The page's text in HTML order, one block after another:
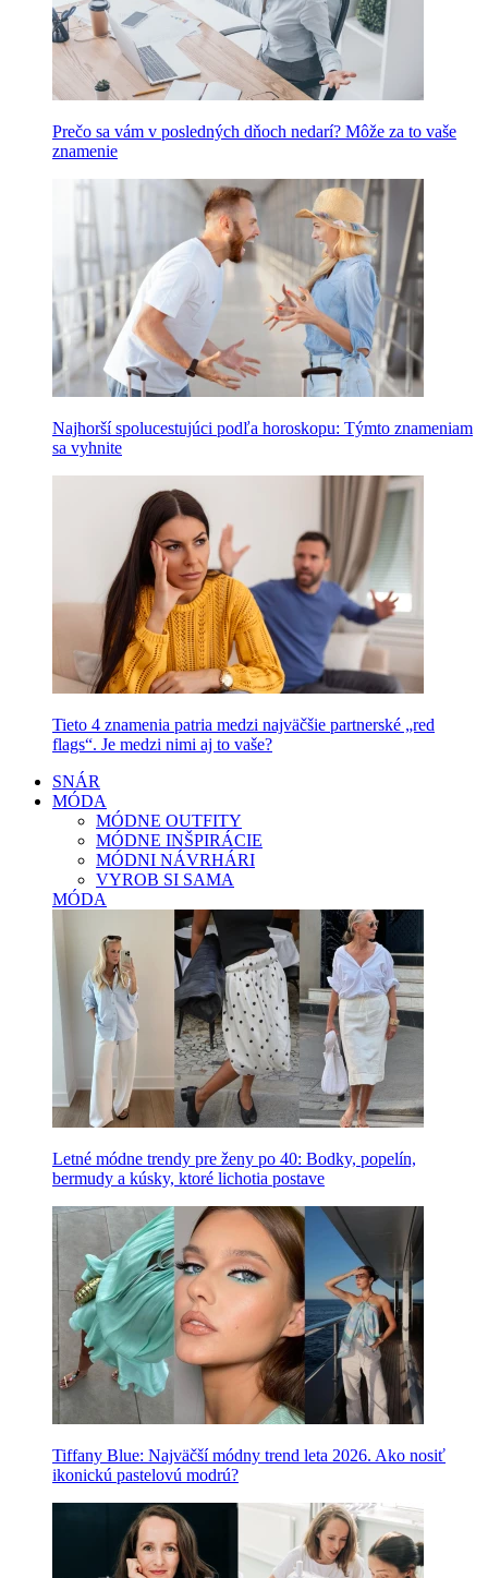
Prečo sa vám v posledných dňoch nedarí? Môže za to vaše
znamenie
Najhorší spolucestujúci podľa horoskopu: Týmto znameniam
sa vyhnite
Tieto 4 znamenia patria medzi najväčšie partnerské „red
flags“. Je medzi nimi aj to vaše?
SNÁR
MÓDA
MÓDNE OUTFITY
MÓDNE INŠPIRÁCIE
MÓDNI NÁVRHÁRI
VYROB SI SAMA
MÓDA
Letné módne trendy pre ženy po 40: Bodky, popelín,
bermudy a kúsky, ktoré lichotia postave
Tiffany Blue: Najväčší módny trend leta 2026. Ako nosiť
ikonickú pastelovú modrú?